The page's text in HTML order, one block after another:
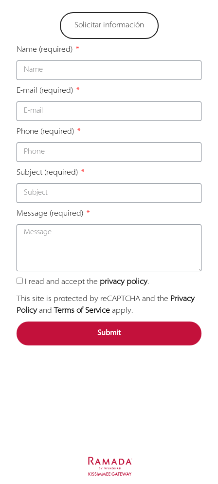
Solicitar información
Name (required)
E-mail (required)
Phone (required)
Subject (required)
Message (required)
I read and accept the privacy policy.
This site is protected by reCAPTCHA and the Privacy
Policyand Terms of Service apply.
Submit